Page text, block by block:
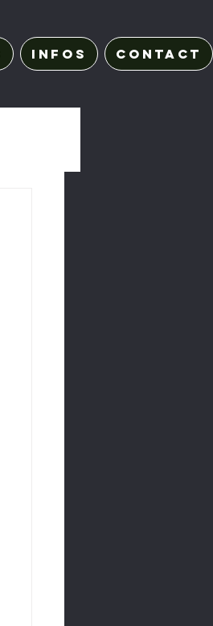
Infos Contact